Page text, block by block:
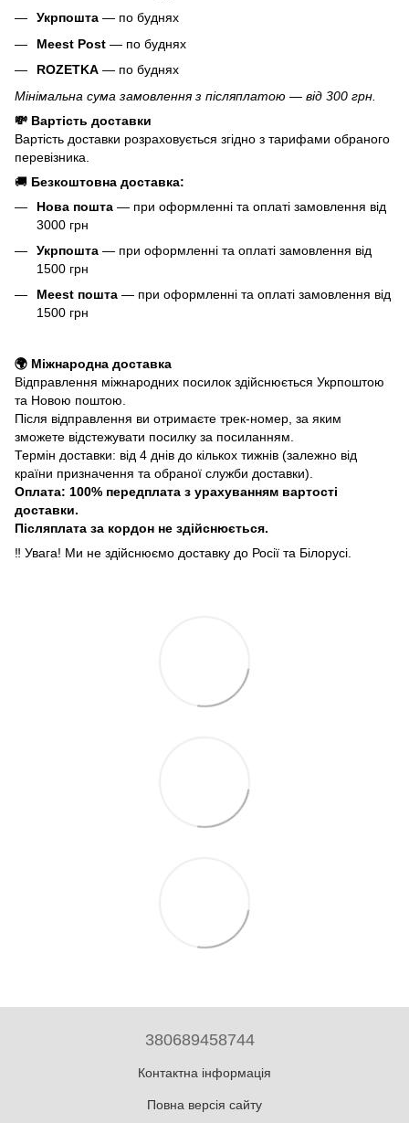
Укрпошта — по буднях
Meest Post — по буднях
ROZETKA — по буднях
Мінімальна сума замовлення з післяплатою — від 300 грн.
💸 Вартість доставки
Вартість доставки розраховується згідно з тарифами обраного
перевізника.
🚚 Безкоштовна доставка:
Нова пошта — при оформленні та оплаті замовлення від
3000 грн
Укрпошта — при оформленні та оплаті замовлення від
1500 грн
Meest пошта — при оформленні та оплаті замовлення від
1500 грн
🌍 Міжнародна доставка
Відправлення міжнародних посилок здійснюється Укрпоштою
та Новою поштою.
Після відправлення ви отримаєте трек-номер, за яким
зможете відстежувати посилку за посиланням.
Термін доставки: від 4 днів до кількох тижнів (залежно від
країни призначення та обраної служби доставки).
Оплата: 100% передплата з урахуванням вартості
доставки.
Післяплата за кордон не здійснюється.
‼️ Увага! Ми не здійснюємо доставку до Росії та Білорусі.
380689458744
Контактна інформація
Повна версія сайту